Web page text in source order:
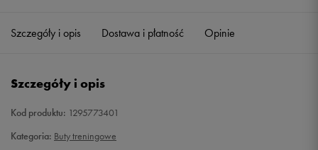
42 26,5 cm
Szczegóły i opis Dostawa i płatność Opinie
Szczegóły i opis
Kod produktu: 1295773401
Kategoria: Buty treningowe